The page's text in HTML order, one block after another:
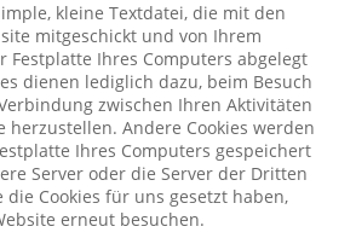
kleine Textdatei, die mit den
mitgeschickt und von Ihrem
Festplatte Ihres Computers abgelegt
dienen lediglich dazu, beim Besuch
zwischen Ihren Aktivitäten
herzustellen. Andere Cookies werden
Ihres Computers gespeichert
Server oder die Server der Dritten
die Cookies für uns gesetzt haben,
erneut besuchen.